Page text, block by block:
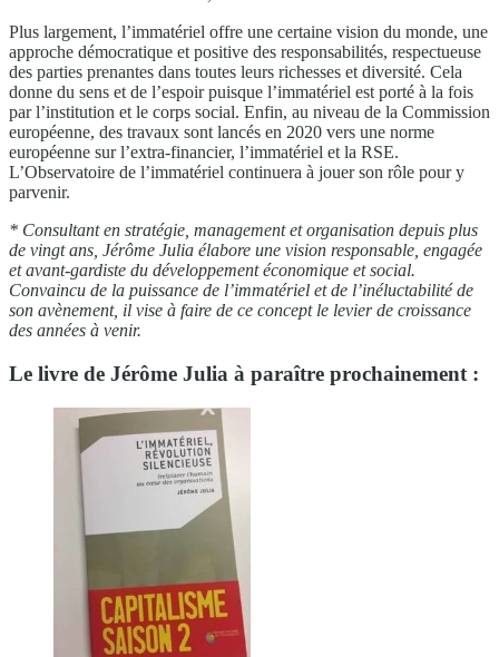
Plus largement, l’immatériel offre une certaine vision du monde, une
approche démocratique et positive des responsabilités, respectueuse
des parties prenantes dans toutes leurs richesses et diversité. Cela
donne du sens et de l’espoir puisque l’immatériel est porté à la fois
par l’institution et le corps social. Enfin, au niveau de la Commission
européenne, des travaux sont lancés en 2020 vers une norme
européenne sur l’extra-financier, l’immatériel et la RSE.
L’Observatoire de l’immatériel continuera à jouer son rôle pour y
parvenir.
* Consultant en stratégie, management et organisation depuis plus
de vingt ans, Jérôme Julia élabore une vision responsable, engagée
et avant-gardiste du développement économique et social.
Convaincu de la puissance de l’immatériel et de l’inéluctabilité de
son avènement, il vise à faire de ce concept le levier de croissance
des années à venir.
Le livre de Jérôme Julia à paraître prochainement :